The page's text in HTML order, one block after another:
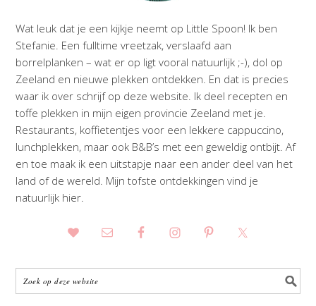
Wat leuk dat je een kijkje neemt op Little Spoon! Ik ben
Stefanie. Een fulltime vreetzak, verslaafd aan
borrelplanken – wat er op ligt vooral natuurlijk ;-), dol op
Zeeland en nieuwe plekken ontdekken. En dat is precies
waar ik over schrijf op deze website. Ik deel recepten en
toffe plekken in mijn eigen provincie Zeeland met je.
Restaurants, koffietentjes voor een lekkere cappuccino,
lunchplekken, maar ook B&B’s met een geweldig ontbijt. Af
en toe maak ik een uitstapje naar een ander deel van het
land of de wereld. Mijn tofste ontdekkingen vind je
natuurlijk hier.